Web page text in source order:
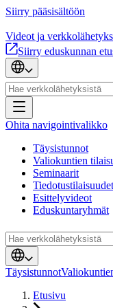
Siirry pääsisältöön
Videot ja
Siirry eduskunnan
Ohita navigointivalikko
Täysistunnot
Valiokuntien
Seminaarit
Tiedotustilaisuudet
Esittelyvideot
Eduskuntaryhmät
Täysistunnot
Etusivu